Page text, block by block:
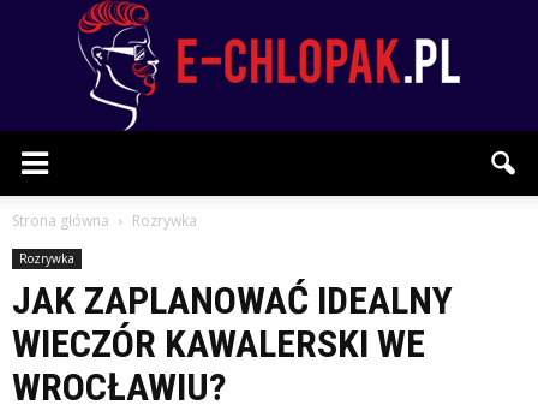
chlopak.pl
Strona główna Rozrywka
Rozrywka
JAK ZAPLANOWAĆ IDEALNY
WIECZÓR KAWALERSKI WE
WROCŁAWIU?